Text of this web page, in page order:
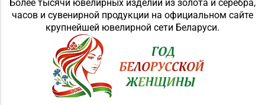
Более тысячи ювелирных изделий из золота и серебра,
часов и сувенирной продукции на официальном сайте
крупнейшей ювелирной сети Беларуси.